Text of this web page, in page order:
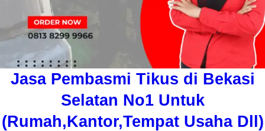
Jasa Pembasmi Tikus di Bekasi
Selatan No1 Untuk
(Rumah,Kantor,Tempat Usaha Dll)